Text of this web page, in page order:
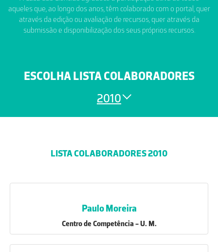
aqueles que, ao longo dos anos, têm colaborado com o portal, quer
através da edição ou avaliação de recursos, quer através da
submissão e disponibilização dos seus próprios recursos.
ESCOLHA LISTA COLABORADORES
2010
LISTA COLABORADORES 2010
Paulo Moreira
Centro de Competência - U. M.